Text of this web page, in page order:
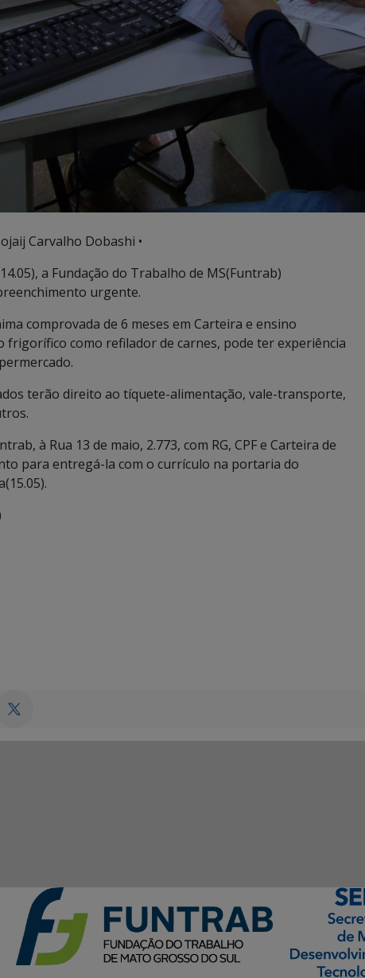
Carvalho Dobashi •
a Fundação do Trabalho de MS(Funtrab)
urgente.
comprovada de 6 meses em Carteira e ensino
como refilador de carnes, pode ter experiência
terão direito ao tíquete-alimentação, vale-transporte,
à Rua 13 de maio, 2.773, com RG, CPF e Carteira de
para entregá-la com o currículo na portaria do